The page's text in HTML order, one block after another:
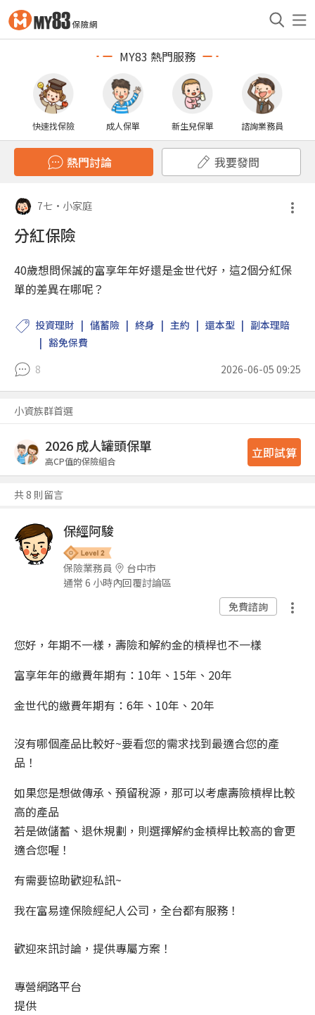
MY83 熱門服務
快速找保險 成人保單 新生兒保單 諮詢業務員
熱門討論 我要發問
7七 • 小家庭
分紅保險
40歲想問保誠的富享年年好還是金世代好，這2個分紅保
單的差異在哪呢？
投資理財 儲蓄險 終身 主約 還本型
副本理賠
豁免保費
8
2026-06-05 09:25
小資族群首選
2026 成人罐頭保單
高CP值的保險組合
立即試算
共 8 則留言
保經阿駿
保險業務員
台中市
通常 6 小時內回覆討論區
免費諮詢
您好，年期不一樣，壽險和解約金的槓桿也不一樣
富享年年的繳費年期有：10年、15年、20年
金世代的繳費年期有：6年、10年、20年
沒有哪個產品比較好~要看您的需求找到最適合您的產
品！
如果您是想做傳承、預留稅源，那可以考慮壽險槓桿比較
高的產品
若是做儲蓄、退休規劃，則選擇解約金槓桿比較高的會更
適合您喔！
有需要協助歡迎私訊~
我在富易達保險經紀人公司，全台都有服務！
歡迎來訊討論，提供專屬方案！
專營網路平台
提供